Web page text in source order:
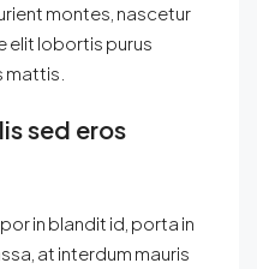
montes, nascetur
elit lobortis purus
mattis.
sed eros
in blandit id, porta in
at interdum mauris